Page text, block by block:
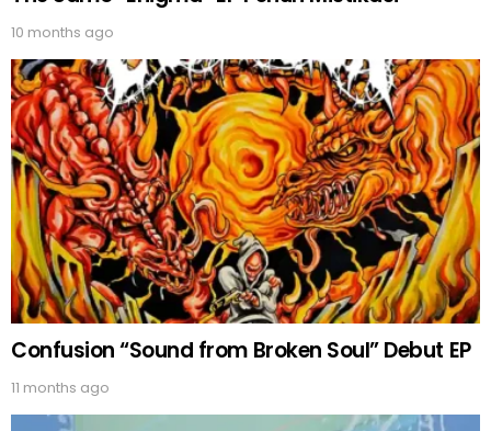
10 months ago
Confusion “Sound from Broken Soul” Debut EP
11 months ago